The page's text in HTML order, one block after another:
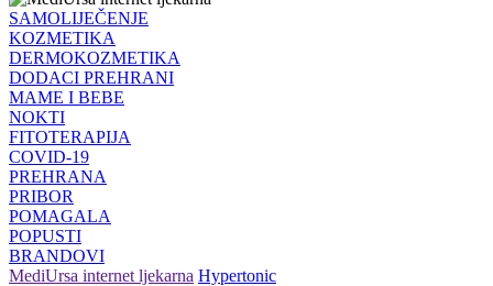
SAMOLIJEČENJE
KOZMETIKA
DERMOKOZMETIKA
DODACI PREHRANI
MAME I BEBE
NOKTI
FITOTERAPIJA
COVID-19
PREHRANA
PRIBOR
POMAGALA
POPUSTI
BRANDOVI
MediUrsa internet ljekarna Hypertonic